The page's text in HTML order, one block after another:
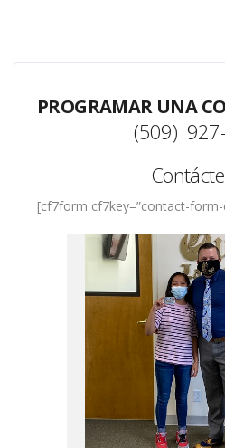
PROGRAMAR UNA
(509)
[cf7form cf7key=”contact-form-